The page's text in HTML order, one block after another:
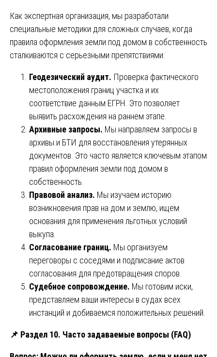
Как экспертная организация, мы разработали
специальные методики для сложных случаев, когда
правила оформления земли под домом в собственность
сталкиваются с серьезными препятствиями:
Геодезический аудит. Проверка фактического
местоположения границ участка и их
соответствие данным ЕГРН. Это позволяет
выявить расхождения на раннем этапе.
Архивные запросы. Мы направляем запросы в
архивы и БТИ для восстановления утерянных
документов. Это часто является ключевым этапом
правил оформления земли под домом в
собственность.
Правовой анализ. Мы изучаем историю
возникновения прав на дом и землю, ищем
основания для применения льготных условий
выкупа.
Согласование границ. Мы организуем
переговоры с соседями и подписание актов
согласования для предотвращения споров.
Судебное сопровождение. Мы готовим иски,
представляем ваши интересы в судах всех
инстанций и добиваемся положительных решений.
📌 Раздел 10. Часто задаваемые вопросы (FAQ)